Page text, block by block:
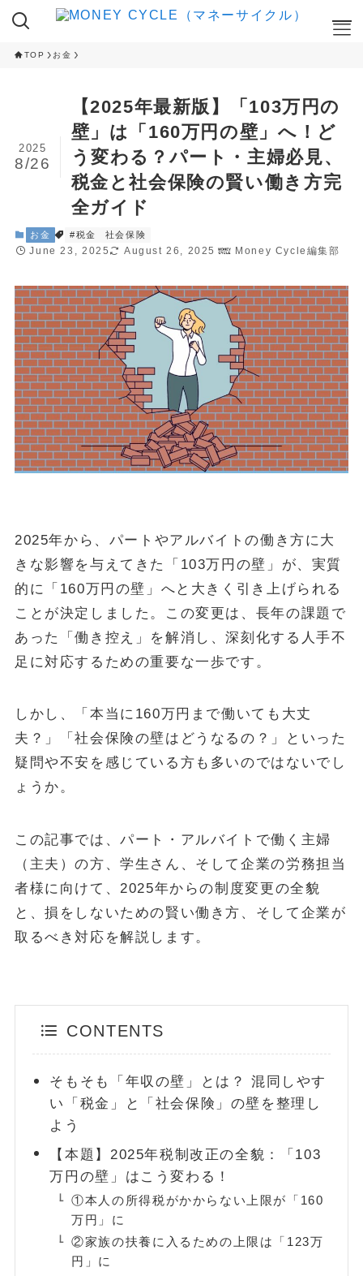
ここが知りたい
RANKING
クレカ積立ランキング
ふるさと納税 返礼品ランキング
ハイステータスカード 入会キャンペーン
ネット証券 新規口座開設キャンペーン
CAMPAIGN
金・プラチナ買取相場
Vintage Watch Market
etc.
シニア
April 20, 2026
50代・60代の健康投資｜株主優待で「外出のきっかけ」を作る5
銘柄
April 15, 2026 投資・資産運用
ヴィンテージウォッチを「資産」として持つという選択
April 13, 2026
POPULAR
と「4%ルール」の落とし穴を解説
May 13, 2025 投資・資産運用
新NISA【月10万・20万・30万積立】20年後の資産額シミュレー
ションと年代別・目標別運用戦略(2025年最新)
June 23, 2025 お金
お問い合わせ
FOLLOW
TOP お金
【2025年最新版】「103万円の
壁」は「160万円の壁」へ！ど
う変わる？パート・主婦必見、
税金と社会保険の賢い働き方完
全ガイド
2025
8/26
お金 #税金 社会保険
June 23, 2025 August 26, 2025 Money Cycle編集部
2025年から、パートやアルバイトの働き方に大
きな影響を与えてきた「103万円の壁」が、実質
的に「160万円の壁」へと大きく引き上げられる
ことが決定しました。この変更は、長年の課題で
あった「働き控え」を解消し、深刻化する人手不
足に対応するための重要な一歩です。
しかし、「本当に160万円まで働いても大丈
夫？」「社会保険の壁はどうなるの？」といった
疑問や不安を感じている方も多いのではないでし
ょうか。
この記事では、パート・アルバイトで働く主婦
（主夫）の方、学生さん、そして企業の労務担当
者様に向けて、2025年からの制度変更の全貌
と、損をしないための賢い働き方、そして企業が
取るべき対応を解説します。
CONTENTS
そもそも「年収の壁」とは？ 混同しやす
い「税金」と「社会保険」の壁を整理し
よう
【本題】2025年税制改正の全貌：「103
万円の壁」はこう変わる！
①本人の所得税がかからない上限が「160
万円」に
②家族の扶養に入るための上限は「123万
円」に